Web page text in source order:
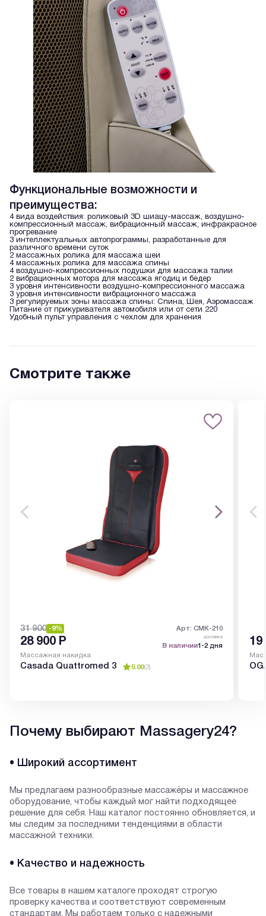
Функциональные возможности и
преимущества:
4 вида воздействия: роликовый 3D шиацу-массаж, воздушно-
компрессионный массаж, вибрационный массаж, инфракрасное
прогревание
3 интеллектуальных автопрограммы, разработанные для
различного времени суток
2 массажных ролика для массажа шеи
4 массажных ролика для массажа спины
4 воздушно-компрессионных подушки для массажа талии
2 вибрационных мотора для массажа ягодиц и бедер
3 уровня интенсивности воздушно-компрессионного массажа
3 уровня интенсивности вибрационного массажа
3 регулируемых зоны массажа спины: Спина, Шея, Аэромассаж
Питание от прикуривателя автомобиля или от сети 220
Удобный пульт управления с чехлом для хранения
Смотрите также
31 900 -9% Арт: CMK-210
28 900 Р доставка
В наличии1-2 дня
Массажная накидка
Casada Quattromed 3 5.00(2)
19
Почему выбирают Massagery24?
• Широкий ассортимент
Мы предлагаем разнообразные массажёры и массажное
оборудование, чтобы каждый мог найти подходящее
решение для себя. Наш каталог постоянно обновляется, и
мы следим за последними тенденциями в области
массажной техники.
• Качество и надежность
Все товары в нашем каталоге проходят строгую
проверку качества и соответствуют современным
стандартам. Мы работаем только с надежными